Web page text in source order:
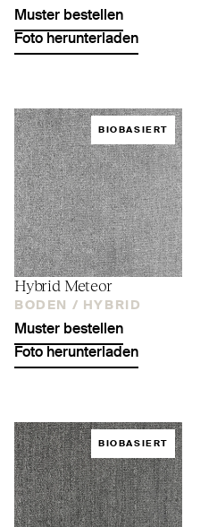
Muster bestellen
Foto herunterladen
BIOBASIERT
Hybrid Meteor
BODEN / HYBRID
Muster bestellen
Foto herunterladen
BIOBASIERT